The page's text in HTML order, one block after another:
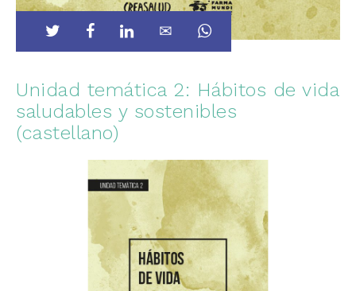
Unidad temática 2: Hábitos de vida
saludables y sostenibles
(castellano)